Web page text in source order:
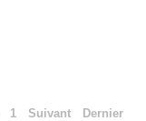
1 Suivant Dernier